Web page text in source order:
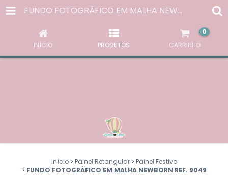
FUNDO FOTOGRÁFICO EM MALHA NEWBORN REF. 9049
INÍCIO PRODUTOS CARRINHO
0
AO NAVEGAR POR ESTE SITEVOCÊ ACEITA O USO DE
ENTENDI
Início > Painel Retangular > Painel Festivo
> FUNDO FOTOGRÁFICO EM MALHA NEWBORN REF. 9049